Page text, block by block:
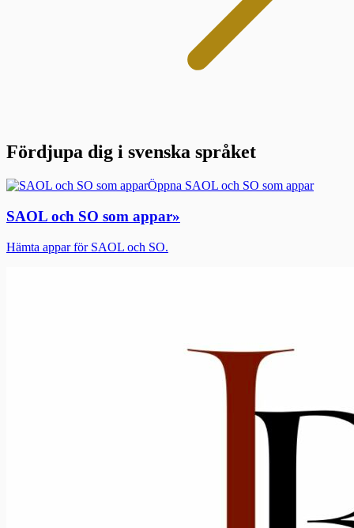
Fördjupa dig i svenska språket
Öppna SAOL och SO som appar
SAOL och SO som appar»
Hämta appar för SAOL och SO.